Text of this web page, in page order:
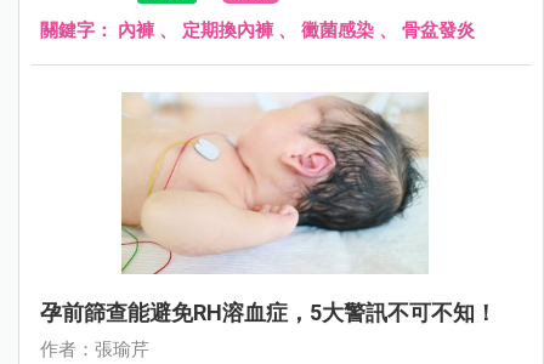
關鍵字： 內褲 、 定期換內褲 、 黴菌感染 、 骨盆發炎
孕前篩查能避免RH溶血症，5大警訊不可不知！
作者：張瑜芹